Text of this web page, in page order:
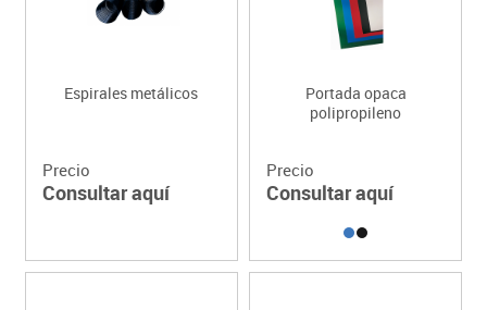
Espirales metálicos
Precio
Consultar aquí
Portada opaca
polipropileno
Precio
Consultar aquí